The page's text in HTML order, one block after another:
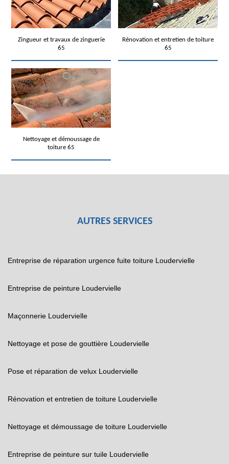
Zingueur et travaux de zinguerie
65
Rénovation et entretien de toiture
65
Nettoyage et démoussage de
toiture 65
AUTRES SERVICES
Entreprise de réparation urgence fuite toiture Loudervielle
Entreprise de peinture Loudervielle
Maçonnerie Loudervielle
Nettoyage et pose de gouttière Loudervielle
Pose et réparation de velux Loudervielle
Rénovation et entretien de toiture Loudervielle
Nettoyage et démoussage de toiture Loudervielle
Entreprise de peinture sur tuile Loudervielle